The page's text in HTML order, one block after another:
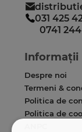
031 425
0741
Informații
Despre noi
Termeni &
Politica de
Politica de